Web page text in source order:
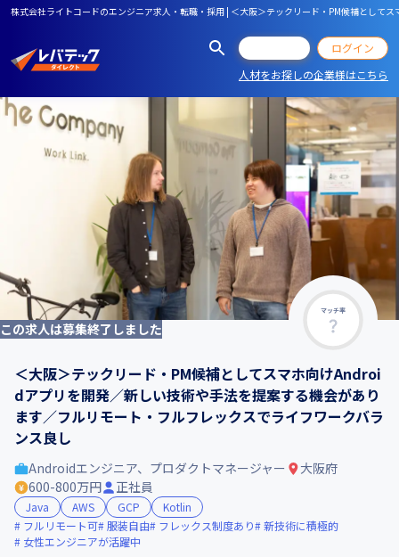
株式会社ライトコードのエンジニア求人・転職・採用 | ＜大阪＞テックリード・PM候補として
ログイン
人材をお探しの企業様はこちら
マッチ率
この求人は募集終了しました
＜大阪＞テックリード・PM候補としてスマホ向けAndroi
dアプリを開発／新しい技術や手法を提案する機会があり
ます／フルリモート・フルフレックスでライフワークバラ
ンス良し
Androidエンジニア、プロダクトマネージャー
大阪府
600-800万円
正社員
Java AWS GCP
Kotlin
フルリモート可 服装自由 フレックス制度あり
新技術に積極的
女性エンジニアが活躍中